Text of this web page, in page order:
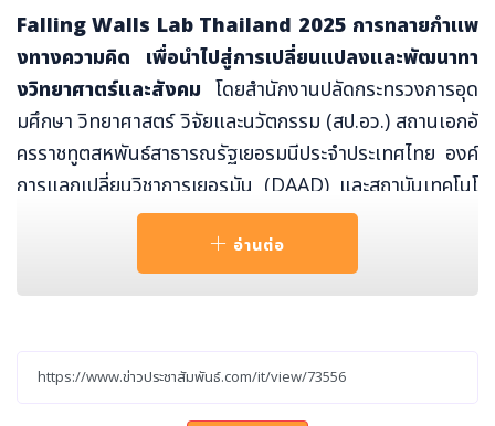
Falling Walls Lab Thailand 2025 การทลายกำแพ
งทางความคิด เพื่อนำไปสู่การเปลี่ยนแปลงและพัฒนาทา
งวิทยาศาตร์และสังคม โดยสำนักงานปลัดกระทรวงการอุด
มศึกษา วิทยาศาสตร์ วิจัยและนวัตกรรม (สป.อว.) สถานเอกอั
ครราชทูตสหพันธ์สาธารณรัฐเยอรมนีประจำประเทศไทย องค์
การแลกเปลี่ยนวิชาการเยอรมัน (DAAD) และสถาบันเทคโนโ
ลยีพระจอมเกล้าเจ้าคุณทหารลาดกระบัง (สจล.) ได้ร่วมกันจัด
ประกวดแข่งขันนำเสนอไอเดียFalling Walls Lab Thai
ในวันเสาร์ที่ 13 สิงหาคม 2568 เปิดโอกาสใ
พในการสร้างความเปลี่ยนแปลง ภายในระยะเวลาเพียง3นาที
อ่านต่อ